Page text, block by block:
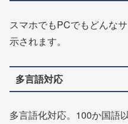
スマホでもPCでもどんな
示されます。
多言語対応
多言語化対応。100か国語